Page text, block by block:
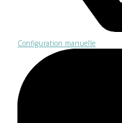
Configuration manuelle